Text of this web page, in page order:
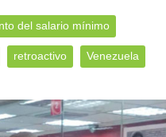
del salario mínimo
retroactivo Venezuela